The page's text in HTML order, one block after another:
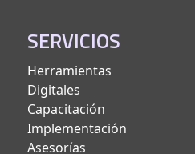
SERVICIOS
Herramientas
Digitales
Capacitación
Implementación
Asesorías